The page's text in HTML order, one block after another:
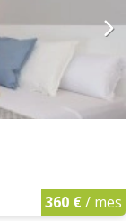
360 €/ mes